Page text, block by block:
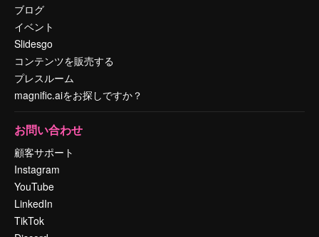
ブログ
イベント
Slidesgo
コンテンツを販売する
プレスルーム
magnific.aiをお探しですか？
お問い合わせ
顧客サポート
Instagram
YouTube
LinkedIn
TikTok